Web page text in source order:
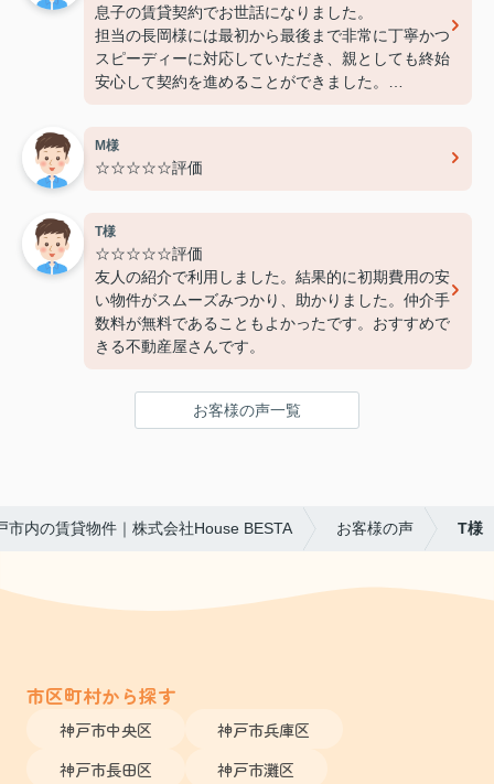
息子の賃貸契約でお世話になりました。
担当の長岡様には最初から最後まで非常に丁寧かつ
スピーディーに対応していただき、親としても終始
安心して契約を進めることができました。
また機会があればぜひ利用させていただきたいと思
います。本当にありがとうございました！
M様
☆☆☆☆☆評価
T様
☆☆☆☆☆評価
友人の紹介で利用しました。結果的に初期費用の安
い物件がスムーズみつかり、助かりました。仲介手
数料が無料であることもよかったです。おすすめで
きる不動産屋さんです。
お客様の声一覧
市内の賃貸物件｜株式会社House BESTA お客様の声 T様
市区町村から探す
神戸市中央区
神戸市兵庫区
神戸市長田区
神戸市灘区